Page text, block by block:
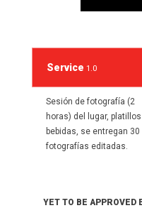
Service 1.0
Sesión de fotografía (2
horas) del lugar,
bebidas, se entregan 30
fotografías editadas.
YET TO BE APPROVED